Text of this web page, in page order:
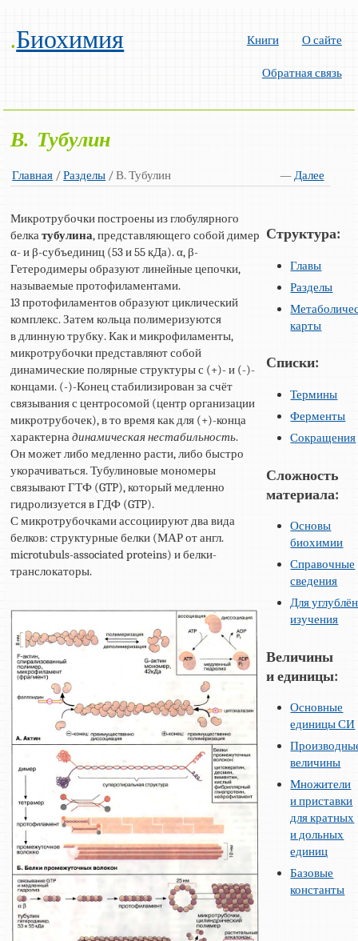
.Биохимия Книги О сайте
Обратная связь
В. Тубулин
Главная / —Далее
Разделы / В. Тубулин
Микротрубочки построены из глобулярного
белкатубулина, представляющего собой димер
α- и β-субъединиц (53 и 55 кДа). α, β-
Гетеродимеры образуют линейные цепочки,
называемые протофиламентами.
13 протофиламентов образуют циклический
комплекс. Затем кольца полимеризуются
в длинную трубку. Как и микрофиламенты,
микротрубочки представляют собой
динамические полярные структуры с (+)- и (-)-
концами. (-)-Конец стабилизирован за счёт
связывания с центросомой (центр организации
микротрубочек), в то время как для (+)-конца
характернадинамическая нестабильность.
Он может либо медленно расти, либо быстро
укорачиваться. Тубулиновые мономеры
связывают ГТФ (GTP), который медленно
гидролизуется в ГДФ (GTP).
С микротрубочками ассоциируют два вида
белков: структурные белки (МАР от англ.
microtubuls-associated proteins) и белки-
транслокаторы.
Структура:
Главы
Разделы
карты
Списки:
Термины
Ферменты
Сокращения
Сложность
материала:
Основы
биохимии
Справочные
сведения
Для
изучения
Величины
и единицы:
Основные
единицы СИ
величины
Множители
и приставки
для кратных
и дольных
единиц
Базовые
константы